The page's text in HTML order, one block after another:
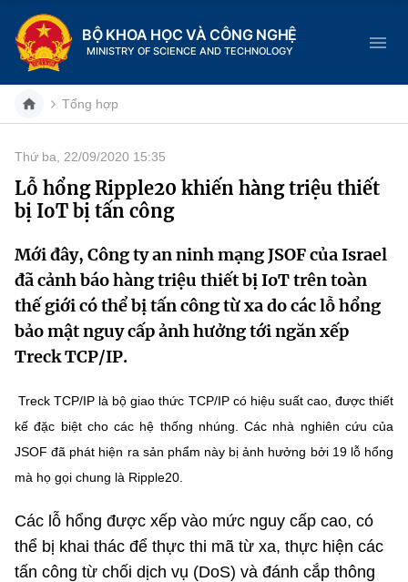
BỘ KHOA HỌC VÀ CÔNG NGHỆ
MINISTRY OF SCIENCE AND TECHNOLOGY
Danh mục
Trang chủ
Giới thiệu
Chức năng nhiệm vụ
Cơ cấu tổ chức
Sở Khoa học và Công nghệ
Tin tức sự kiện
Khoa học và Công nghệ
Chuyển đổi số
Bưu chính, Viễn thông
Sở hữu trí tuệ
Tiêu chuẩn, đo lường, chất lượng
Dịch vụ công
Văn bản QPPL
Văn bản chỉ đạo điều hành
Lấy ý kiến người dân về dự thảo VBQPPL
MST IOFFICE
THỐNG KÊ
Khoa học và Công nghệ
Đổi mới sáng tạo
Multimedia
THƯ ĐIỆN TỬ
Tổng hợp
Thứ ba, 22/09/2020 15:35
Lỗ hổng Ripple20 khiến hàng triệu thiết
bị IoT bị tấn công
Mới đây, Công ty an ninh mạng JSOF của Israel
đã cảnh báo hàng triệu thiết bị IoT trên toàn
thế giới có thể bị tấn công từ xa do các lỗ hổng
bảo mật nguy cấp ảnh hưởng tới ngăn xếp
Treck TCP/IP.
Treck TCP/IP là bộ giao thức TCP/IP có hiệu suất cao, được thiết
kế đặc biệt cho các hệ thống nhúng. Các nhà nghiên cứu của
JSOF đã phát hiện ra sản phẩm này bị ảnh hưởng bởi 19 lỗ hổng
mà họ gọi chung là Ripple20.
Các lỗ hổng được xếp vào mức nguy cấp cao, có
thể bị khai thác để thực thi mã từ xa, thực hiện các
tấn công từ chối dịch vụ (DoS) và đánh cắp thông